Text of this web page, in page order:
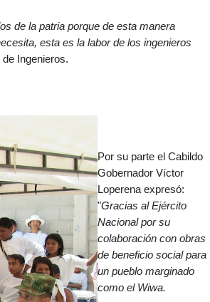
de la patria porque de esta manera
esta es la labor de los ingenieros
Ingenieros.
Por su parte el Cabildo
Gobernador Víctor
Loperena expresó:
"Gracias al Ejército
Nacional por su
colaboración con obras
de beneficio social para
un pueblo marginado
como el Wiwa.